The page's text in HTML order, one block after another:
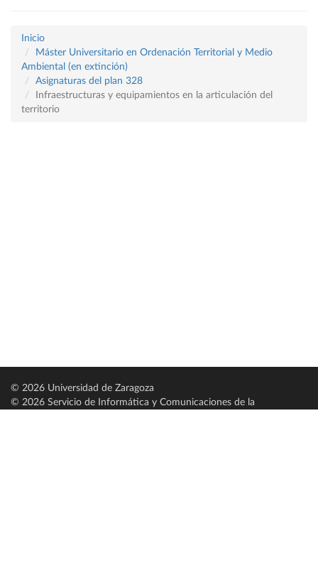
Inicio
Máster Universitario en Ordenación Territorial y Medio
Ambiental (en extinción)
Asignaturas del plan 328
Infraestructuras y equipamientos en la articulación del
territorio
© 2026 Universidad de Zaragoza
© 2026 Servicio de Informática y Comunicaciones de la